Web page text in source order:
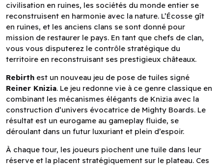
civilisation en ruines, les sociétés du monde entier se
reconstruisent en harmonie avec la nature. L’Écosse gît
en ruines, et les anciens clans se sont donné pour
mission de restaurer le pays. En tant que chefs de clan,
vous vous disputerez le contrôle stratégique du
territoire en reconstruisant ses prestigieux châteaux.
Rebirth est un nouveau jeu de pose de tuiles signé
Reiner Knizia. Le jeu redonne vie à ce genre classique en
combinant les mécanismes élégants de Knizia avec la
construction d’univers évocatrice de Mighty Boards. Le
résultat est un eurogame au gameplay fluide, se
déroulant dans un futur luxuriant et plein d’espoir.
À chaque tour, les joueurs piochent une tuile dans leur
réserve et la placent stratégiquement sur le plateau. Ces